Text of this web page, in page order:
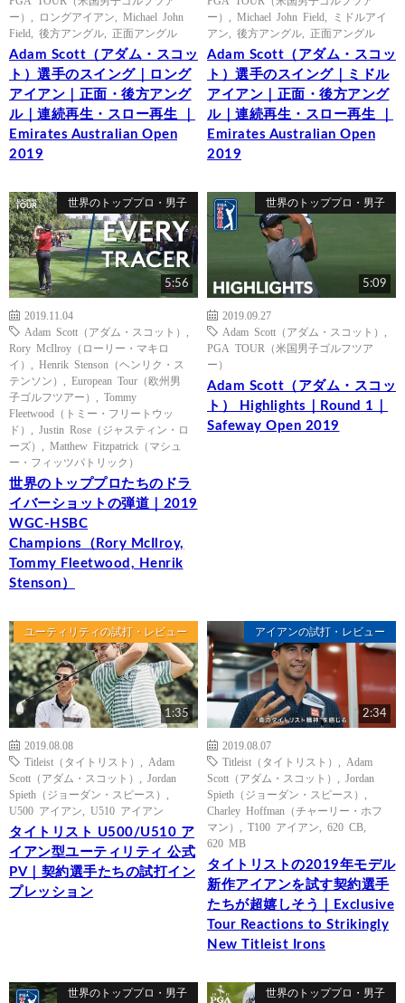
ー）
ロングアイアン
Michael John
Field
後方アングル 正面アングル
Adam Scott（アダム・スコッ
ト）選手のスイング｜ロング
アイアン｜正面・後方アング
ル｜連続再生・スロー再生 ｜
Emirates Australian Open
2019
ー）
Michael John Field
ミドルアイ
アン
後方アングル 正面アングル
Adam Scott（アダム・スコッ
ト）選手のスイング｜ミドル
アイアン｜正面・後方アング
ル｜連続再生・スロー再生 ｜
Emirates Australian Open
2019
世界のトッププロ・男子
5:56
2019.11.04
Adam Scott（アダム・スコット）
Rory McIlroy（ローリー・マキロ
イ）
Henrik Stenson（ヘンリク・ス
テンソン）
European Tour（欧州男
子ゴルフツアー）
Tommy
Fleetwood（トミー・フリートウッ
ド）
Justin Rose（ジャスティン・ロ
ーズ）
Matthew Fitzpatrick（マシュ
ー・フィッツパトリック）
世界のトッププロたちのドラ
イバーショットの弾道｜2019
WGC-HSBC
Champions（Rory McIlroy,
Tommy Fleetwood, Henrik
Stenson）
世界のトッププロ・男子
5:09
2019.09.27
Adam Scott（アダム・スコット）
PGA TOUR（米国男子ゴルフツア
ー）
Adam Scott（アダム・スコッ
ト） Highlights｜Round 1｜
Safeway Open 2019
ユーティリティの試打・レビュー
1:35
2019.08.08
Titleist（タイトリスト）
Adam
Scott（アダム・スコット）
Jordan
Spieth（ジョーダン・スピース）
U500 アイアン
U510 アイアン
タイトリスト U500/U510 ア
イアン型ユーティリティ 公式
PV｜契約選手たちの試打イン
プレッション
アイアンの試打・レビュー
2:34
2019.08.07
Titleist（タイトリスト）
Adam
Scott（アダム・スコット）
Jordan
Spieth（ジョーダン・スピース）
Charley Hoffman（チャーリー・ホフ
マン）
T100 アイアン 620 CB
620 MB
タイトリストの2019年モデル
新作アイアンを試す契約選手
たちが超嬉しそう｜Exclusive
Tour Reactions to Strikingly
New Titleist Irons
世界のトッププロ・男子 世界のトッププロ・男子